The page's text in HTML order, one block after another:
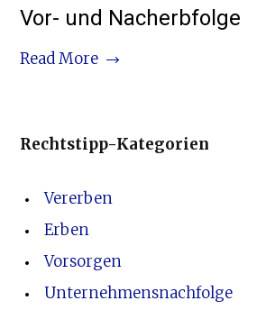
Vor- und Nacherbfolge
Read More
Rechtstipp-Kategorien
Vererben
Erben
Vorsorgen
Unternehmensnachfolge